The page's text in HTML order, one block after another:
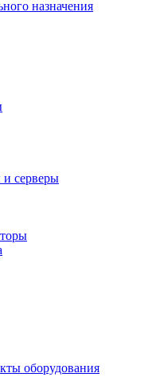
назначения
и серверы
оборудования